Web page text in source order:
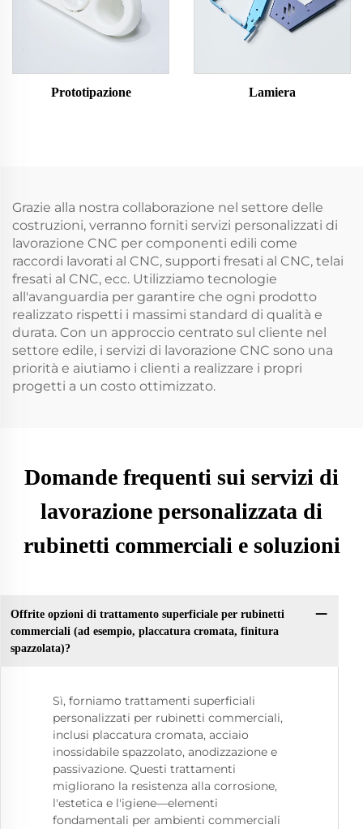
Prototipazione Lamiera
Grazie alla nostra collaborazione nel settore delle
costruzioni, verranno forniti servizi personalizzati di
lavorazione CNC per componenti edili come
raccordi lavorati al CNC, supporti fresati al CNC, telai
fresati al CNC, ecc. Utilizziamo tecnologie
all'avanguardia per garantire che ogni prodotto
realizzato rispetti i massimi standard di qualità e
durata. Con un approccio centrato sul cliente nel
settore edile, i servizi di lavorazione CNC sono una
priorità e aiutiamo i clienti a realizzare i propri
progetti a un costo ottimizzato.
Domande frequenti sui servizi di
lavorazione personalizzata di
rubinetti commerciali e soluzioni
Offrite opzioni di trattamento superficiale per rubinetti
commerciali (ad esempio, placcatura cromata, finitura
spazzolata)?
Sì, forniamo trattamenti superficiali
personalizzati per rubinetti commerciali,
inclusi placcatura cromata, acciaio
inossidabile spazzolato, anodizzazione e
passivazione. Questi trattamenti
migliorano la resistenza alla corrosione,
l'estetica e l'igiene—elementi
fondamentali per ambienti commerciali